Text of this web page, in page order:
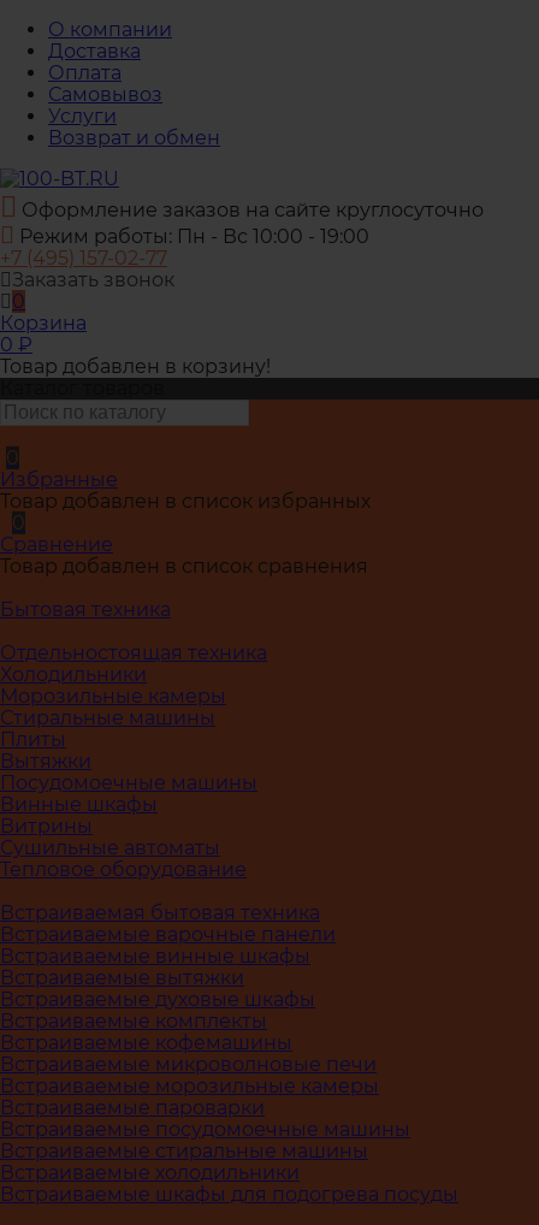
О компании
Доставка
Оплата
Самовывоз
Услуги
Возврат и обмен
Оформление заказов на сайте круглосуточно
Режим работы: Пн - Вс 10:00 - 19:00
+7 (495) 157-02-77
Заказать звонок
0
Корзина
0 ₽
Товар добавлен в корзину!
0
Избранные
Товар добавлен в список избранных
0
Сравнение
Товар добавлен в список сравнения
Бытовая техника
Отдельностоящая техника
Холодильники
Морозильные камеры
Стиральные машины
Плиты
Вытяжки
Посудомоечные машины
Винные шкафы
Витрины
Сушильные автоматы
Тепловое оборудование
Встраиваемая бытовая техника
Встраиваемые варочные панели
Встраиваемые винные шкафы
Встраиваемые вытяжки
Встраиваемые духовые шкафы
Встраиваемые комплекты
Встраиваемые кофемашины
Встраиваемые микроволновые печи
Встраиваемые морозильные камеры
Встраиваемые пароварки
Встраиваемые посудомоечные машины
Встраиваемые стиральные машины
Встраиваемые холодильники
Встраиваемые шкафы для подогрева посуды